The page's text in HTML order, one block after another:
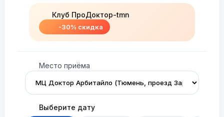
Клуб ПроДоктор-tmn
-30% скидка
Место приёма
Выберите дату